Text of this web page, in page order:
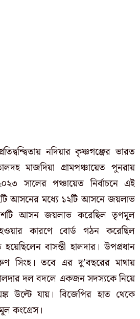
নদিয়ার কৃষ্ণগঞ্জের ভারত
মাজদিয়া গ্রামপঞ্চায়েত পুনরায়
সালের পঞ্চায়েত নির্বাচনে এই
আসনের মধ্যে ১২টি আসনে জয়লাভ
আসন জয়লাভ করেছিল তৃণমূল
হওয়ার কারণে বোর্ড গঠন করেছিল
হয়েছিলেন বাসন্তী হালদার। উপপ্রধান
সিংহ। তবে এর দু’বছরের মাথায়
হালদার দল বদলে একজন সদস্যকে নিয়ে
উল্টে যায়। বিজেপির হাত থেকে
কংগ্রেস।